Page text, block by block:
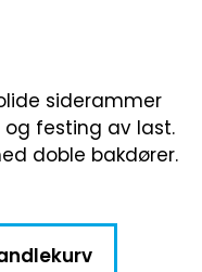
siderammer
og festing av last.
doble bakdører.